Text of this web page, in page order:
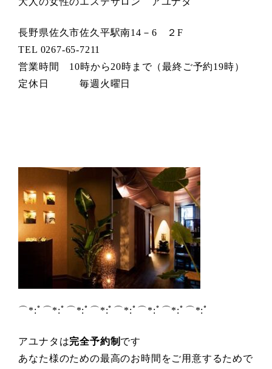
長野県佐久市佐久平駅南14－6 ２F
TEL 0267-65-7211
営業時間 10時から20時まで（最終ご予約19時）
定休日 毎週火曜日
⌒*:ﾟ⌒*:ﾟ⌒*:ﾟ⌒*:ﾟ⌒*:ﾟ⌒*:ﾟ⌒*:ﾟ⌒*:ﾟ
アユナタは完全予約制 です
あなた様のための最高のお時間をご用意するためで